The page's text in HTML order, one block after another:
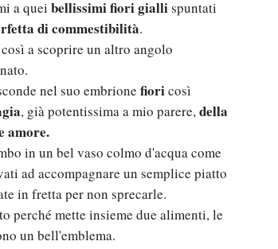
a quei bellissimi fiori giallispuntati
di commestibilità.
a scoprire un altro angolo
nel suo embrione fioricosì
, già potentissima a mio parere,della
amore.
in un bel vaso colmo d'acqua come
ad accompagnare un semplice piatto
in fretta per non sprecarle.
perché mette insieme due alimenti, le
un bell'emblema.